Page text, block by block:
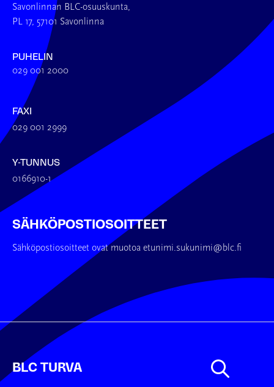
Savonlinnan BLC-osuuskunta,
PL 17, 57101 Savonlinna
PUHELIN
029 001 2000
FAXI
029 001 2999
Y-TUNNUS
0166910-1
SÄHKÖPOSTIOSOITTEET
Sähköpostiosoitteet ovat muotoa etunimi.sukunimi@blc.fi
BLC TURVA